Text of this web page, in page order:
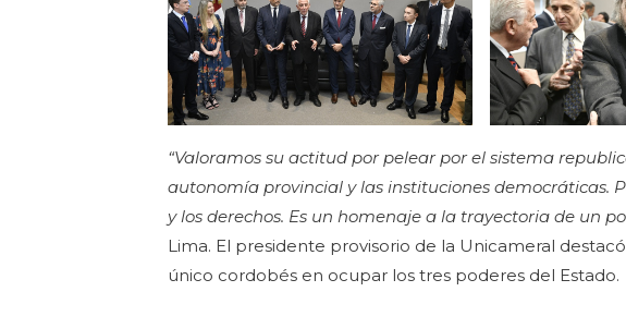
“Valoramos su actitud por pelear por el sistema
autonomía provincial y las instituciones democráticas.
y los derechos. Es un homenaje a la trayectoria de un
Lima. El presidente provisorio de la Unicameral
único cordobés en ocupar los tres poderes del Estado.